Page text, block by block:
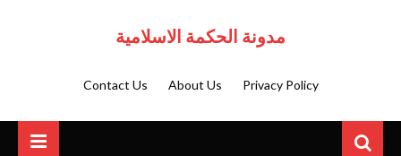
مدونة الحكمة الاسلامية
Privacy Policy
About Us
Contact Us